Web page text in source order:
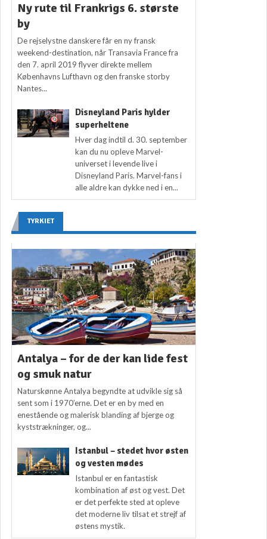
Ny rute til Frankrigs 6. største
by
De rejselystne danskere får en ny fransk
weekend-destination, når Transavia France fra
den 7. april 2019 flyver direkte mellem
Københavns Lufthavn og den franske storby
Nantes...
Disneyland Paris hylder
superheltene
Hver dag indtil d. 30. september
kan du nu opleve Marvel-
universet i levende live i
Disneyland Paris. Marvel-fans i
alle aldre kan dykke ned i en...
TYRKIET
Antalya – for de der kan lide fest
og smuk natur
Naturskønne Antalya begyndte at udvikle sig så
sent som i 1970’erne. Det er en by med en
enestående og malerisk blanding af bjerge og
kyststrækninger, og...
Istanbul – stedet hvor østen
og vesten mødes
Istanbul er en fantastisk
kombination af øst og vest. Det
er det perfekte sted at opleve
det moderne liv tilsat et strejf af
østens mystik.